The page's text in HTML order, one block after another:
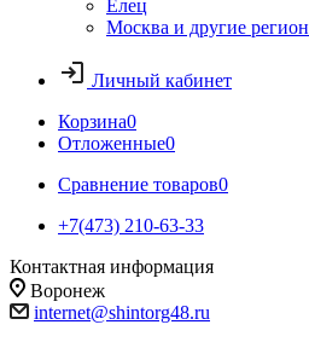
Елец
Москва и другие
Личный кабинет
Корзина0
Отложенные0
Сравнение товаров0
+7(473) 210-63-33
Контактная информация
Воронеж
internet@shintorg48.ru